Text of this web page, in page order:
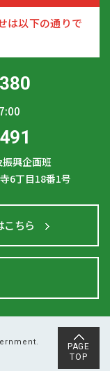
は以下の通りで
興企画班
6丁目18番1号
こちら
PAGE
TOP